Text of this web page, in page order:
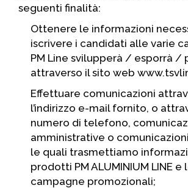
seguenti finalità:
Ottenere le informazioni
iscrivere i candidati alle varie
PM Line svilupperà / esporrà /
attraverso il sito web
Effettuare comunicazioni
l’indirizzo e-mail fornito, o
numero di telefono,
amministrative o
le quali trasmettiamo
prodotti PM ALUMINIUM LINE e
campagne promozionali;